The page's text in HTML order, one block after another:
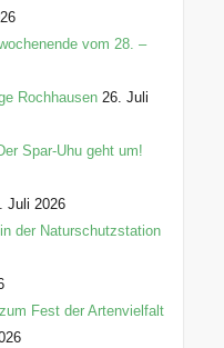
vom 28. –
Rochhausen 26. Juli
Spar-Uhu geht um!
Juli 2026
der Naturschutzstation
Fest der Artenvielfalt